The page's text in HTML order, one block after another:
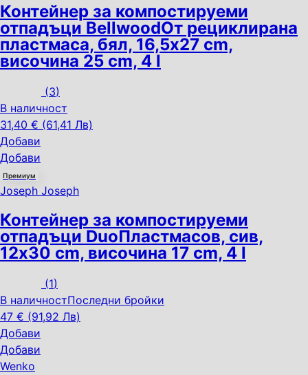
Контейнер за компостируеми
отпадъци BellwoodОт рециклирана
пластмаса, бял, 16,5x27 cm,
височина 25 cm, 4 l
(3)
В наличност
31,40 € (61,41 Лв)
Добави
Добави
Премиум
Joseph Joseph
Контейнер за компостируеми
отпадъци DuoПластмасов, сив,
12x30 cm, височина 17 cm, 4 l
(1)
В наличностПоследни бройки
47 € (91,92 Лв)
Добави
Добави
Wenko